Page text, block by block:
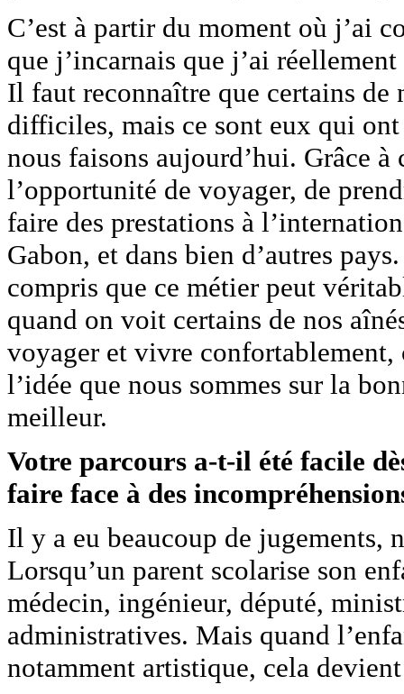
C’est à partir du moment où j’ai
que j’incarnais que j’ai
Il faut reconnaître que certains de
difficiles, mais ce sont eux qui
nous faisons aujourd’hui. Grâce à
l’opportunité de voyager, de
faire des prestations à
Gabon, et dans bien d’autres
compris que ce métier peut
quand on voit certains de nos
voyager et vivre confortablement,
l’idée que nous sommes sur la
meilleur.
Votre parcours a-t-il été facile
faire face à des
Il y a eu beaucoup de jugements,
Lorsqu’un parent scolarise son
médecin, ingénieur, député,
administratives. Mais quand
notamment artistique, cela